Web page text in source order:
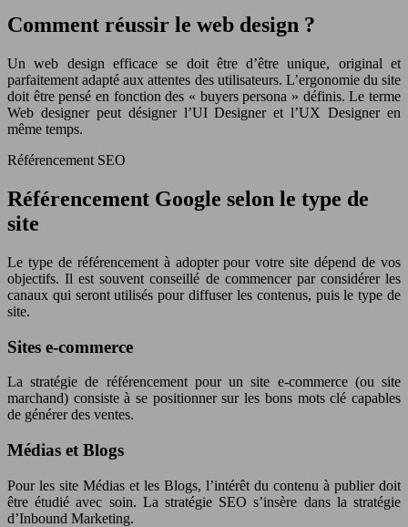
Comment réussir le web design ?
Un web design efficace se doit être d’être unique, original et
parfaitement adapté aux attentes des utilisateurs. L’ergonomie du site
doit être pensé en fonction des « buyers persona » définis. Le terme
Web designer peut désigner l’UI Designer et l’UX Designer en
même temps.
Référencement SEO
Référencement Google selon le type de
site
Le type de référencement à adopter pour votre site dépend de vos
objectifs. Il est souvent conseillé de commencer par considérer les
canaux qui seront utilisés pour diffuser les contenus, puis le type de
site.
Sites e-commerce
La stratégie de référencement pour un site e-commerce (ou site
marchand) consiste à se positionner sur les bons mots clé capables
de générer des ventes.
Médias et Blogs
Pour les site Médias et les Blogs, l’intérêt du contenu à publier doit
être étudié avec soin. La stratégie SEO s’insère dans la stratégie
d’Inbound Marketing.